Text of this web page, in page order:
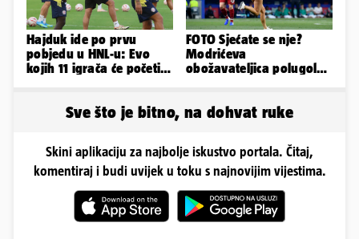
Hajduk ide po prvu
pobjedu u HNL-u: Evo
kojih 11 igrača će početi
FOTO Sjećate se nje?
Modrićeva
obožavateljica polugola
Sve što je bitno, na dohvat ruke
Skini aplikaciju za najbolje iskustvo portala. Čitaj,
komentiraj i budi uvijek u toku s najnovijim vijestima.